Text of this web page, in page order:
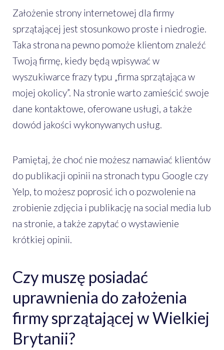
Założenie strony internetowej dla firmy
sprzątającej jest stosunkowo proste i niedrogie.
Taka strona na pewno pomoże klientom znaleźć
Twoją firmę, kiedy będą wpisywać w
wyszukiwarce frazy typu „firma sprzątająca w
mojej okolicy”. Na stronie warto zamieścić swoje
dane kontaktowe, oferowane usługi, a także
dowód jakości wykonywanych usług.
Pamiętaj, że choć nie możesz namawiać klientów
do publikacji opinii na stronach typu Google czy
Yelp, to możesz poprosić ich o pozwolenie na
zrobienie zdjęcia i publikację na social media lub
na stronie, a także zapytać o wystawienie
krótkiej opinii.
Czy muszę posiadać
uprawnienia do założenia
firmy sprzątającej w Wielkiej
Brytanii?